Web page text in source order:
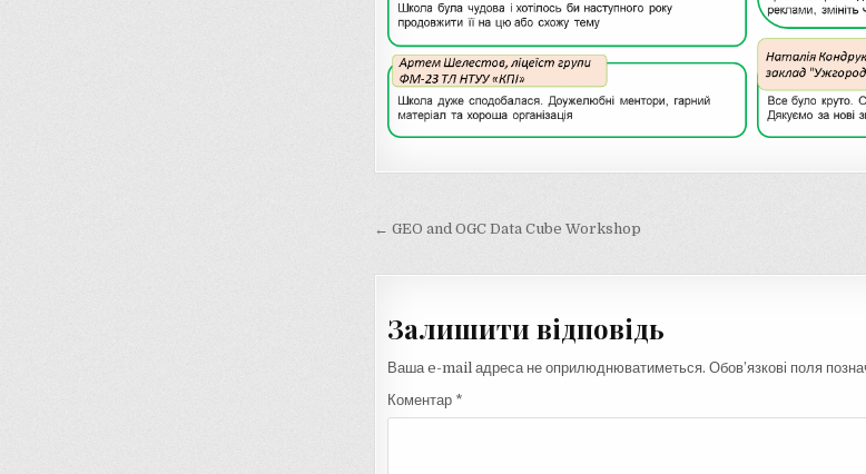
Навігація
← GEO and OGC Data Cube Workshop
Залишити відповідь
Ваша e-mail адреса не оприлюднюватиметься. Обов’язкові поля
Коментар *